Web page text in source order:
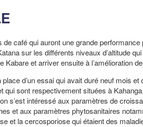
de café qui auront une grande
sur les différents niveaux d’altitude
et arriver ensuite à l’amélioration
d’un essai qui avait duré neuf mois et
qui sont respectivement situées à
s’est intéressé aux paramètres de
et aux paramètres phytosanitaires
et la cercosporiose qui étaient des